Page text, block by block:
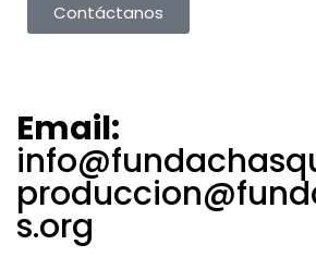
Contáctanos
Email:
s.org